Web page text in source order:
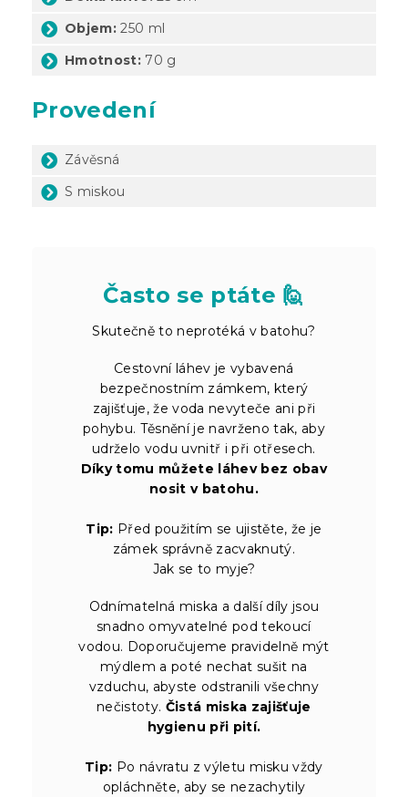
Objem:250 ml
Hmotnost: 70 g
Provedení
Závěsná
S miskou
Často se ptáte 🙋
Skutečně to neprotéká v batohu?
Cestovní láhev je vybavená
bezpečnostním zámkem, který
zajišťuje, že voda nevyteče ani při
pohybu. Těsnění je navrženo tak, aby
udrželo vodu uvnitř i při otřesech.
Díky tomu můžete láhev bez obav
nosit v batohu.
Tip: Před použitím se ujistěte, že je
zámek správně zacvaknutý.
Jak se to myje?
Odnímatelná miska a další díly jsou
snadno omyvatelné pod tekoucí
vodou. Doporučujeme pravidelně mýt
mýdlem a poté nechat sušit na
vzduchu, abyste odstranili všechny
nečistoty. Čistá miska zajišťuje
hygienu při pití.
Tip: Po návratu z výletu misku vždy
opláchněte, aby se nezachytily